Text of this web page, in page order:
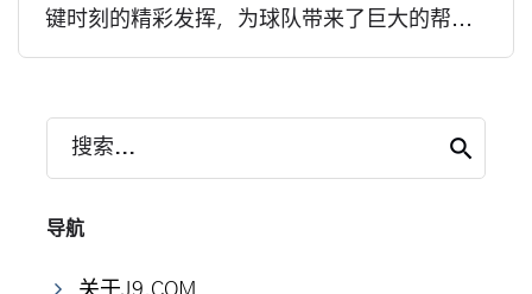
键时刻的精彩发挥，为球队带来了巨大的帮...
搜索...
导航